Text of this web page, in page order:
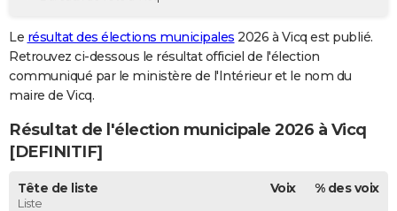
GUIDES D'ACHAT
BONS PLANS
CARTE DE VOEUX
Carte de Noël
Carte Bonne année
Carte Saint-Valentin
Carte Pâques
Carte d'anniversaire
DICTIONNAIRE
Dictionnaire
Biographies
Citations
Expressions
Proverbes
PROGRAMME TV
Le résultat des élections municipales 2026 à Vicq est publié.
Retrouvez ci-dessous le résultat officiel de l'élection
communiqué par le ministère de l'Intérieur et le nom du
maire de Vicq.
Résultat de l'élection municipale 2026 à Vicq
[DEFINITIF]
Tête de liste
Liste
Voix % des voix